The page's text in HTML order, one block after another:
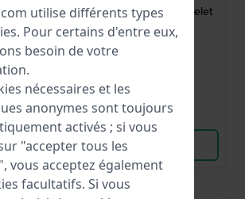
Bracelet
noir
Diligenter 21 mm Bracelet
acier Inoxydable
Comparer
Voir les produits
utilise différents types
. Pour certains d'entre eux,
besoin de votre
nécessaires et les
anonymes sont toujours
activés ; si vous
"accepter tous les
vous acceptez également
facultatifs. Si vous